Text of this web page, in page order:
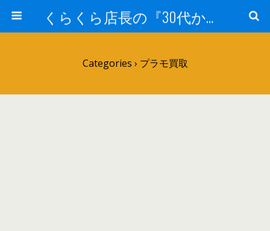
くらくら店長の『30代からのガンプラ工作』
Categories › プラモ買取